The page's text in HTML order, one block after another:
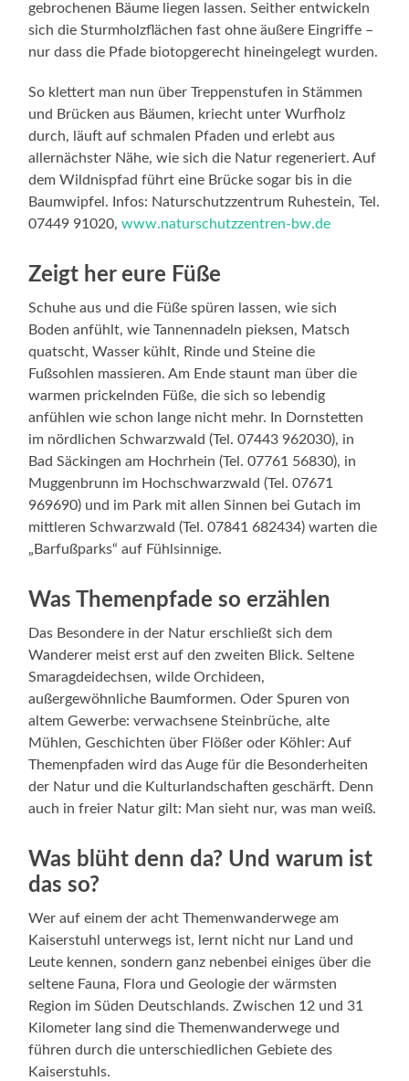
gebrochenen Bäume liegen lassen. Seither entwickeln
sich die Sturmholzflächen fast ohne äußere Eingriffe –
nur dass die Pfade biotopgerecht hineingelegt wurden.
So klettert man nun über Treppenstufen in Stämmen
und Brücken aus Bäumen, kriecht unter Wurfholz
durch, läuft auf schmalen Pfaden und erlebt aus
allernächster Nähe, wie sich die Natur regeneriert. Auf
dem Wildnispfad führt eine Brücke sogar bis in die
Baumwipfel. Infos: Naturschutzzentrum Ruhestein, Tel.
07449 91020,www.naturschutzzentren-bw.de
Zeigt her eure Füße
Schuhe aus und die Füße spüren lassen, wie sich
Boden anfühlt, wie Tannennadeln pieksen, Matsch
quatscht, Wasser kühlt, Rinde und Steine die
Fußsohlen massieren. Am Ende staunt man über die
warmen prickelnden Füße, die sich so lebendig
anfühlen wie schon lange nicht mehr. In Dornstetten
im nördlichen Schwarzwald (Tel. 07443 962030), in
Bad Säckingen am Hochrhein (Tel. 07761 56830), in
Muggenbrunn im Hochschwarzwald (Tel. 07671
969690) und im Park mit allen Sinnen bei Gutach im
mittleren Schwarzwald (Tel. 07841 682434) warten die
„Barfußparks“ auf Fühlsinnige.
Was Themenpfade so erzählen
Das Besondere in der Natur erschließt sich dem
Wanderer meist erst auf den zweiten Blick. Seltene
Smaragdeidechsen, wilde Orchideen,
außergewöhnliche Baumformen. Oder Spuren von
altem Gewerbe: verwachsene Steinbrüche, alte
Mühlen, Geschichten über Flößer oder Köhler: Auf
Themenpfaden wird das Auge für die Besonderheiten
der Natur und die Kulturlandschaften geschärft. Denn
auch in freier Natur gilt: Man sieht nur, was man weiß.
Was blüht denn da? Und warum ist
das so?
Wer auf einem der acht Themenwanderwege am
Kaiserstuhl unterwegs ist, lernt nicht nur Land und
Leute kennen, sondern ganz nebenbei einiges über die
seltene Fauna, Flora und Geologie der wärmsten
Region im Süden Deutschlands. Zwischen 12 und 31
Kilometer lang sind die Themenwanderwege und
führen durch die unterschiedlichen Gebiete des
Kaiserstuhls.